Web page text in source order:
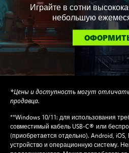
Играйте в сотни
небольшую
*Цены и доступность могут
продавца.
**Windows 10/11: для использования
совместимый кабель USB-C® или
(приобретается отдельно). Android,
устройство и операционную систему.